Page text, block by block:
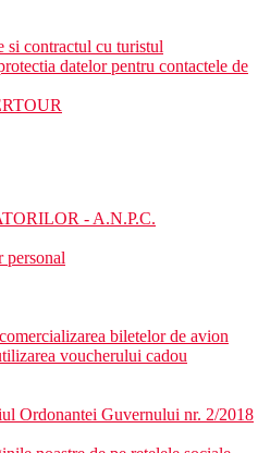
si contractul cu turistul
datelor pentru contactele de
- A.N.P.C.
personal
biletelor de avion
voucherului cadou
Ordonantei Guvernului nr. 2/2018